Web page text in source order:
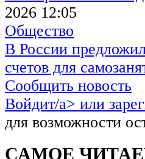
2026 12:05
Общество
В России
счетов для
Сообщить новость
Войдит/a> или
для возможности
САМОЕ